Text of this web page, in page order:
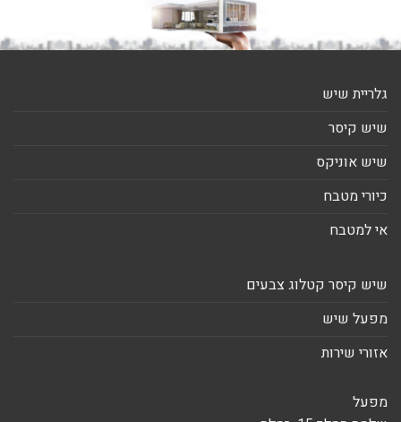
גלריית שיש
שיש קיסר
שיש אוניקס
כיורי מטבח
אי למטבח
שיש קיסר קטלוג צבעים
מפעל שיש
אזורי שירות
מפעל